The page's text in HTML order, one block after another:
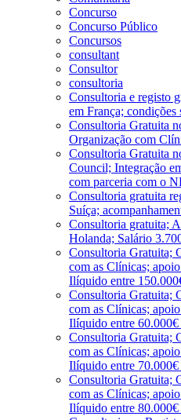
Concurso
Concurso Público
Concursos
consultant
Consultor
consultoria
Consultoria e registo
em França; condições
Consultoria Gratuita
Organização com
Consultoria Gratuita
Council; Integração
com parceria com o
Consultoria gratuita
Suíça;
Consultoria gratuita;
Holanda; Salário
Consultoria Gratuita;
com as Clínicas;
Ilíquido entre
Consultoria Gratuita;
com as Clínicas;
Ilíquido entre 60.000€
Consultoria Gratuita;
com as Clínicas;
Ilíquido entre 70.000€
Consultoria Gratuita;
com as Clínicas;
Ilíquido entre 80.000€